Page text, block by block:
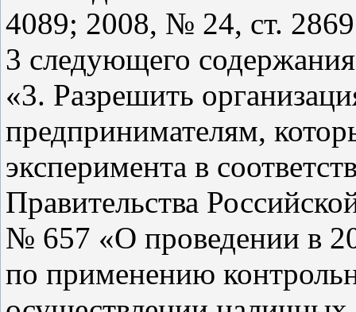
4089; 2008, № 24, ст.
3 следующего
«3. Разрешить
предпринимателям,
эксперимента в
Правительства
№ 657 «О проведении в
по применению